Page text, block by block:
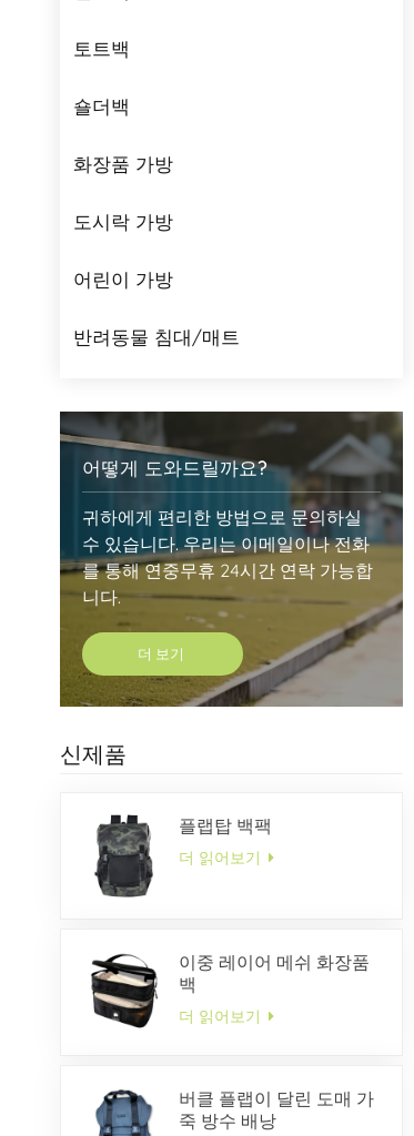
토트백
숄더백
화장품 가방
도시락 가방
어린이 가방
반려동물 침대/매트
어떻게 도와드릴까요?
귀하에게 편리한 방법으로 문의하실
수 있습니다. 우리는 이메일이나 전화
를 통해 연중무휴 24시간 연락 가능합
니다.
더 보기
신제품
플랩탑 백팩
더 읽어보기
이중 레이어 메쉬 화장품
백
더 읽어보기
버클 플랩이 달린 도매 가
죽 방수 배낭